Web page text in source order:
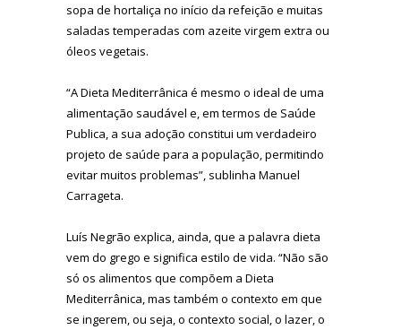
sopa de hortaliça no início da refeição e muitas
saladas temperadas com azeite virgem extra ou
óleos vegetais.
“A Dieta Mediterrânica é mesmo o ideal de uma
alimentação saudável e, em termos de Saúde
Publica, a sua adoção constitui um verdadeiro
projeto de saúde para a população, permitindo
evitar muitos problemas”, sublinha Manuel
Carrageta.
Luís Negrão explica, ainda, que a palavra dieta
vem do grego e significa estilo de vida. “Não são
só os alimentos que compõem a Dieta
Mediterrânica, mas também o contexto em que
se ingerem, ou seja, o contexto social, o lazer, o